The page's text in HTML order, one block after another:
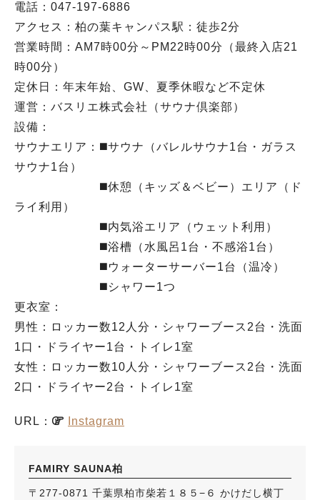
電話：047-197-6886
アクセス：柏の葉キャンパス駅：徒歩2分
営業時間：AM7時00分～PM22時00分（最終入店21
時00分）
定休日：年末年始、GW、夏季休暇など不定休
運営：バスリエ株式会社（サウナ倶楽部）
設備：
サウナエリア：◼️サウナ（バレルサウナ1台・ガラス
サウナ1台）
◼️休憩（キッズ＆ベビー）エリア（ド
ライ利用）
◼️内気浴エリア（ウェット利用）
◼️浴槽（水風呂1台・不感浴1台）
◼️ウォーターサーバー1台（温冷）
◼️シャワー1つ
更衣室：
男性：ロッカー数12人分・シャワーブース2台・洗面
1口・ドライヤー1台・トイレ1室
女性：ロッカー数10人分・シャワーブース2台・洗面
2口・ドライヤー2台・トイレ1室
URL： Instagram
FAMIRY SAUNA柏
〒277-0871 千葉県柏市柴若１８５−６ かけだし横丁